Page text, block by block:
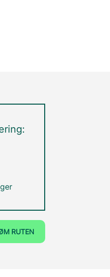
RUTEN